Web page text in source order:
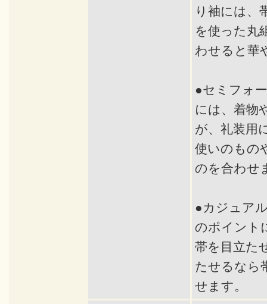
り袖には、
を使った丸
わせると華
●セミフォ
には、着物
が、礼装用
使いのもの
のを合わせ
●カジュア
のポイント
帯を目立た
たせるなら
せます。